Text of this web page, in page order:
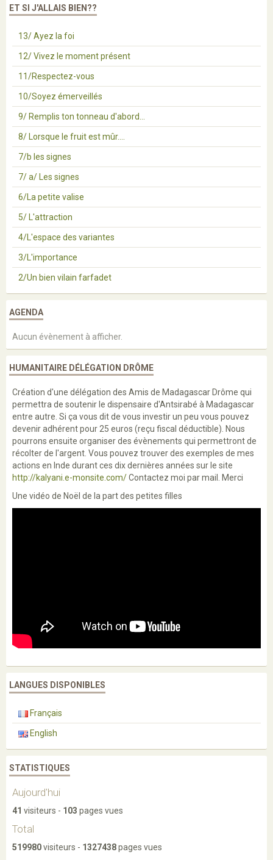
ET SI J'ALLAIS BIEN??
13/ Ayez la foi
12/ Vivez le moment présent
11/Respectez-vous
10/Soyez émerveillés
9/ Remplis ton tonneau d'abord...
8/ Lorsque le fruit est mûr....
7/b les signes
7/ a/ Les signes
6/La petite valise
5/ L'attraction
4/L'espace des variantes
3/L'importance
2/Un bien vilain farfadet
AGENDA
Aucun évènement à afficher.
HUMANITAIRE DÉLÉGATION DRÔME
Création d'une délégation des Amis de Madagascar Drôme qui
permettra de soutenir le dispensaire d'Antsirabé à Madagascar
entre autre. Si ça vous dit de vous investir un peu vous pouvez
devenir adhérent pour 25 euros (reçu fiscal déductible). Nous
pourrons ensuite organiser des évènements qui permettront de
récolter de l'argent. Vous pouvez trouver des exemples de mes
actions en Inde durant ces dix dernières années sur le site
http://kalyani.e-monsite.com/Contactez moi par mail. Merci
Une vidéo de Noël de la part des petites filles
LANGUES DISPONIBLES
Français
English
STATISTIQUES
Aujourd'hui
41 visiteurs - 103 pages vues
Total
519980visiteurs - 1327438pages vues